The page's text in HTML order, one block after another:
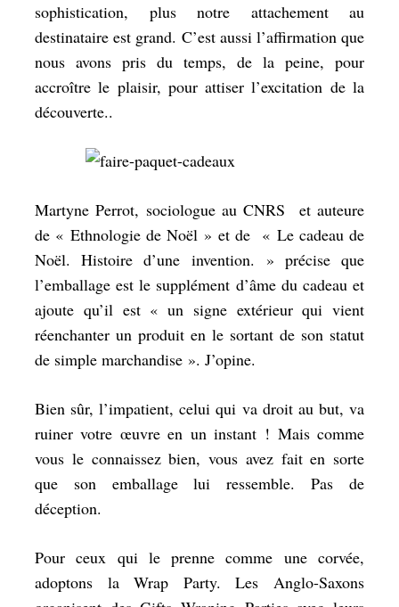
sophistication, plus notre attachement au
destinataire est grand. C’est aussi l’affirmation que
nous avons pris du temps, de la peine, pour
accroître le plaisir, pour attiser l’excitation de la
découverte..
Martyne Perrot, sociologue au CNRS et auteure
de « Ethnologie de Noël » et de « Le cadeau de
Noël. Histoire d’une invention. » précise que
l’emballage est le supplément d’âme du cadeau et
ajoute qu’il est « un signe extérieur qui vient
réenchanter un produit en le sortant de son statut
de simple marchandise ». J’opine.
Bien sûr, l’impatient, celui qui va droit au but, va
ruiner votre œuvre en un instant ! Mais comme
vous le connaissez bien, vous avez fait en sorte
que son emballage lui ressemble. Pas de
déception.
Pour ceux qui le prenne comme une corvée,
adoptons la Wrap Party. Les Anglo-Saxons